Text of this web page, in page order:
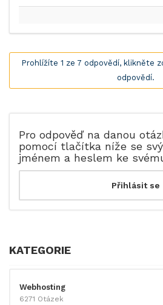
Prohlížíte 1 ze 7 odpovědí, klikněte
odpovědí.
Pro odpověď na danou
pomocí tlačítka níže se
jménem a heslem ke
KATEGORIE
Webhosting
6271 Otázek